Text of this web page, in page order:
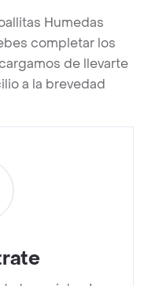
Humedas
completar los
de llevarte
a la brevedad